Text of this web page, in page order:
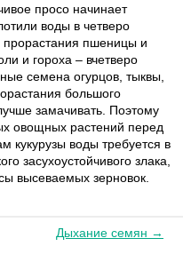
просо начинает
воды в четверо
прорастания пшеницы и
и гороха – вчетверо
семена огурцов, тыквы,
большого
замачивать. Поэтому
овощных растений перед
кукурузы воды требуется в
засухоустойчивого злака,
высеваемых зерновок.
Дыхание семян →